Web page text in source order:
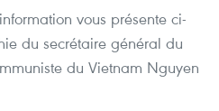
vous présente ci-
du secrétaire général du
du Vietnam Nguyen